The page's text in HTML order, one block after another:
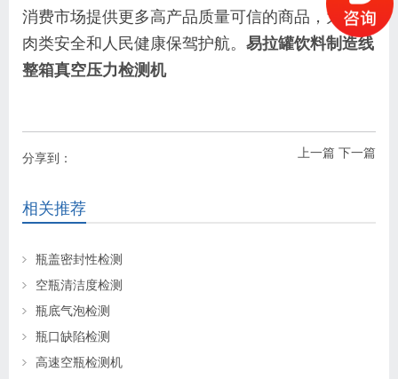
消费市场提供更多高产品质量可信的商品，为药物
肉类安全和人民健康保驾护航。 易拉罐饮料制造线
整箱真空压力检测机
上一篇 下一篇
分享到：
相关推荐
瓶盖密封性检测
空瓶清洁度检测
瓶底气泡检测
瓶口缺陷检测
高速空瓶检测机